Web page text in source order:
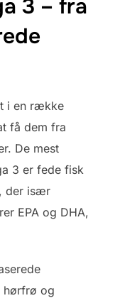
3 – fra
i en række
få dem fra
De mest
3 er fede fisk
der især
EPA og DHA,
hørfrø og